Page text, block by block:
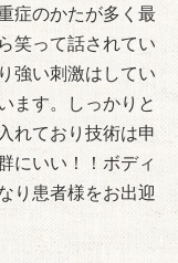
症のかたが多く最
笑って話されてい
強い刺激はしてい
ます。しっかりと
れており技術は申
にいい！！ボディ
り患者様をお出迎